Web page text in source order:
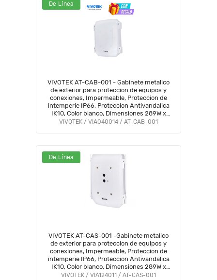
De Línea
VIVOTEK AT-CAB-001 - Gabinete metalico
de exterior para proteccion de equipos y
conexiones, Impermeable, Proteccion de
intemperie IP66, Proteccion Antivandalica
IK10, Color blanco, Dimensiones 289W x
280L x 132H mm #HOTDEAL7
VIVOTEK / VIA040014 / AT-CAB-001
De Línea
VIVOTEK AT-CAS-001 -Gabinete metalico
de exterior para proteccion de equipos y
conexiones, Impermeable, Proteccion de
intemperie IP66, Proteccion Antivandalica
IK10, Color blanco, Dimensiones 289W x
280L x 132H mm
VIVOTEK / VIA124011 / AT-CAS-001